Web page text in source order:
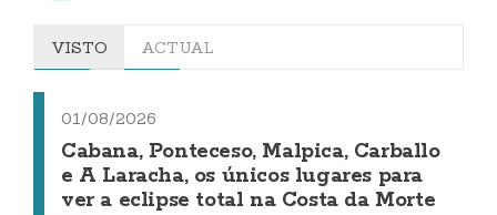
VISTO ACTUAL
01/08/2026
Cabana, Ponteceso, Malpica, Carballo
e A Laracha, os únicos lugares para
ver a eclipse total na Costa da Morte